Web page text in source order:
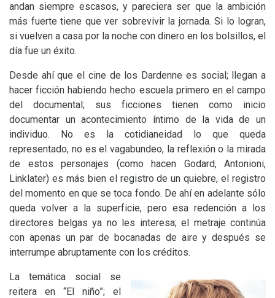
andan siempre escasos, y pareciera ser que la ambición
más fuerte tiene que ver sobrevivir la jornada. Si lo logran,
si vuelven a casa por la noche con dinero en los bolsillos, el
día fue un éxito.
Desde ahí que el cine de los Dardenne es social; llegan a
hacer ficción habiendo hecho escuela primero en el campo
del documental; sus ficciones tienen como inicio
documentar un acontecimiento íntimo de la vida de un
individuo. No es la cotidianeidad lo que queda
representado, no es el vagabundeo, la reflexión o la mirada
de estos personajes (como hacen Godard, Antonioni,
Linklater) es más bien el registro de un quiebre, el registro
del momento en que se toca fondo. De ahí en adelante sólo
queda volver a la superficie, pero esa redención a los
directores belgas ya no les interesa; el metraje continúa
con apenas un par de bocanadas de aire y después se
interrumpe abruptamente con los créditos.
La temática social se
reitera en “El niño”; el